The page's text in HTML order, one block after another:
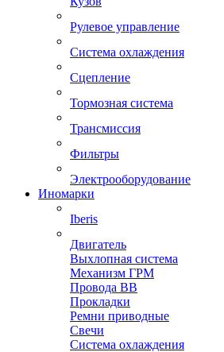
Рулевое управление
Система охлаждения
Сцепление
Тормозная система
Трансмиссия
Фильтры
Электрооборудование
Иномарки
Iberis
Двигатель
Выхлопная система
Механизм ГРМ
Провода ВВ
Прокладки
Ремни приводные
Свечи
Система охлаждения